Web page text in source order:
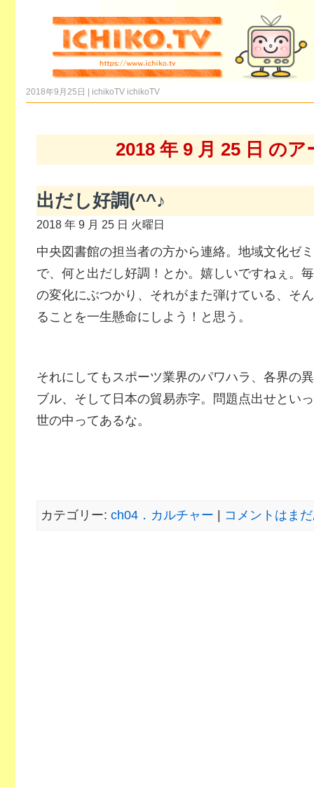
2018年9月25日 | ichikoTV ichikoTV
2018 年 9 月 25 日 のア
出だし好調(^^♪
2018 年 9 月 25 日 火曜日
中央図書館の担当者の方から連絡。地域文化ゼ
で、何と出だし好調！とか。嬉しいですねぇ。
の変化にぶつかり、それがまた弾けている、そ
ることを一生懸命にしよう！と思う。
それにしてもスポーツ業界のパワハラ、各界の
ブル、そして日本の貿易赤字。問題点出せとい
世の中ってあるな。
カテゴリー: ch04．カルチャー コメントはま